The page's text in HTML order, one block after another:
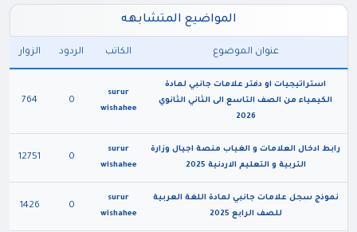
المواضيع المتشابهه
عنوان الموضوع الكاتب الردود الزوار
استراتيجيات او دفتر علامات جانبي لمادة
الكيمياء من الصف التاسع الى الثاني الثانوي
2026
surur
wishahee
0
764
رابط ادخال العلامات و الغياب منصة اجيال وزارة
التربية و التعليم الاردنية 2025
surur
wishahee
0
12751
نموذج سجل علامات جانبي لمادة اللغة العربية
للصف الرابع 2025
surur
wishahee
0
1426